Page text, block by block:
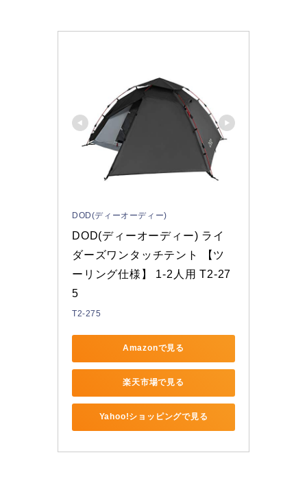
DOD(ディーオーディー)
DOD(ディーオーディー) ライ
ダーズワンタッチテント 【ツ
ーリング仕様】 1-2人用 T2-27
5
T2-275
Amazonで見る
楽天市場で見る
Yahoo!ショッピングで見る